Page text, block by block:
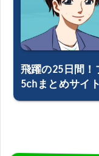
飛躍の25日間
5chまとめサイ